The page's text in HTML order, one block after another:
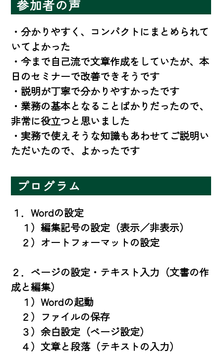
参加者の声
・分かりやすく、コンパクトにまとめられて
いてよかった
・今まで自己流で文章作成をしていたが、本
日のセミナーで改善できそうです
・説明が丁寧で分かりやすかったです
・業務の基本となることばかりだったので、
非常に役立つと思いました
・実務で使えそうな知識もあわせてご説明い
ただいたので、よかったです
プログラム
１．Wordの設定
１）編集記号の設定（表示／非表示）
２）オートフォーマットの設定
２．ページの設定・テキスト入力（文書の作
成と編集）
１）Wordの起動
２）ファイルの保存
３）余白設定（ページ設定）
４）文章と段落（テキストの入力）